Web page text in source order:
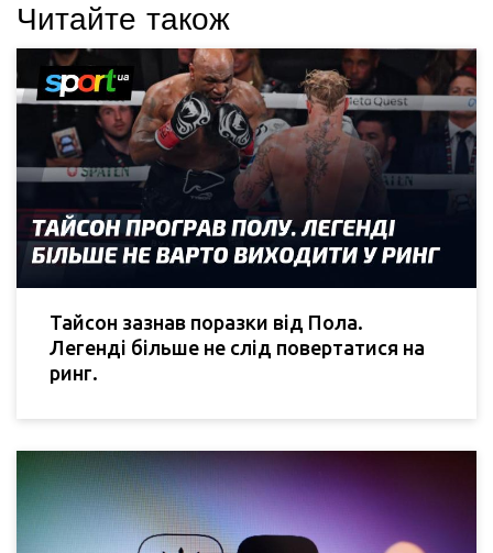
Читайте також
Тайсон зазнав поразки від Пола.
Легенді більше не слід повертатися на
ринг.